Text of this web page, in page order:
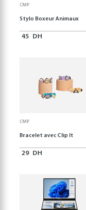
CMP
Stylo Boxeur Animaux
45 DH
CMP
Bracelet avec Clip It
29 DH